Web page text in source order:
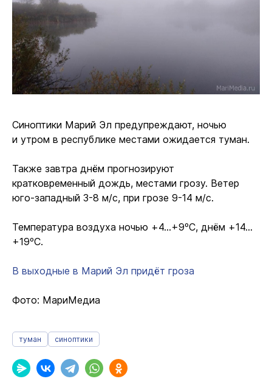
Синоптики Марий Эл предупреждают, ночью
и утром в республике местами ожидается туман.
Также завтра днём прогнозируют
кратковременный дождь, местами грозу. Ветер
юго-западный 3-8 м/с, при грозе 9-14 м/с.
Температура воздуха ночью +4…+9ºС, днём +14…
+19ºС.
В выходные в Марий Эл придёт гроза
Фото: МариМедиа
туман синоптики